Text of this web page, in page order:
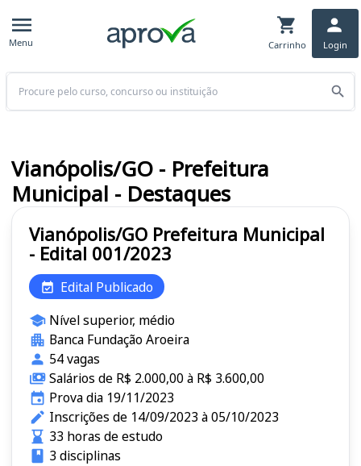
Menu Carrinho Login
Buscar
Vianópolis/GO Prefeitura Municipal
- Edital 001/2023
Edital Publicado
Nível superior, médio
Banca Fundação Aroeira
54 vagas
Salários de R$ 2.000,00 à R$ 3.600,00
Prova dia 19/11/2023
Inscrições de 14/09/2023 à 05/10/2023
33 horas de estudo
3 disciplinas
Vianópolis/GO - Prefeitura
Municipal - Destaques